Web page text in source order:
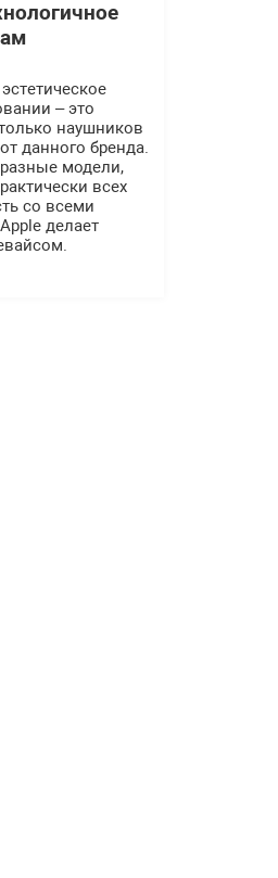
– это
наушников
данного бренда.
модели,
всех
со всеми
делает